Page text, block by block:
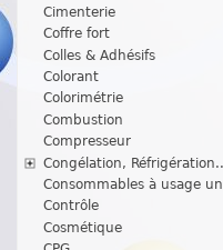
Cimenterie
Coffre fort
Colles & Adhésifs
Colorant
Colorimétrie
Combustion
Compresseur
Congélation,
Consommables à usage
Contrôle
Cosmétique